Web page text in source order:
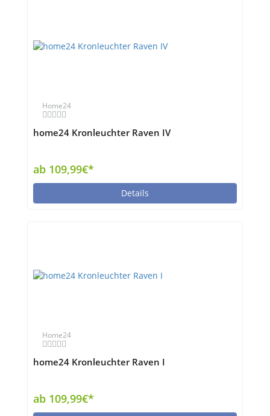
Home24
home24 Kronleuchter Raven IV
ab 109,99€*
Details
Home24
home24 Kronleuchter Raven I
ab 109,99€*